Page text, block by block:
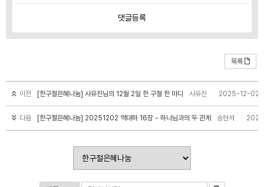
댓글등록
목록
2025-12-02
사유진
이전 [한구절은혜나눔] 사유진님의 12월 2일 한 구절 한 마디
송현석
다음 [한구절은혜나눔] 20251202 역대하 16장 - 하나님과의 두 관계